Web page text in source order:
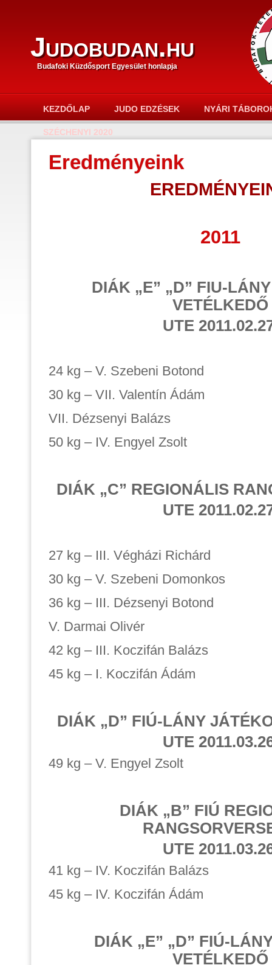
Judobudan.hu
Budafoki Küzdősport Egyesület honlapja
KEZDŐLAP JUDO EDZÉSEK NYÁRI
SZÉCHENYI 2020
Eredményeink
2011
DIÁK „E” „D” FIU-
VETÉLKEDŐ
UTE
24 kg – V. Szebeni Botond
30 kg – VII. Valentín Ádám
VII. Dézsenyi Balázs
50 kg – IV. Engyel Zsolt
DIÁK „C” REGIONÁLIS
UTE
27 kg – III. Végházi Richárd
30 kg – V. Szebeni Domonkos
36 kg – III. Dézsenyi Botond
V. Darmai Olivér
42 kg – III. Koczifán Balázs
45 kg – I. Koczifán Ádám
DIÁK „D” FIÚ-LÁNY
UTE
49 kg – V. Engyel Zsolt
DIÁK „B” FIÚ
UTE
41 kg – IV. Koczifán Balázs
45 kg – IV. Koczifán Ádám
DIÁK „E” „D” FIÚ-
VETÉLKEDŐ